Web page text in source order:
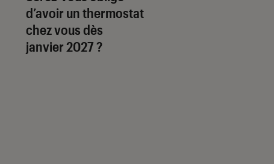
d’avoir un thermostat
chez vous dès
janvier 2027 ?